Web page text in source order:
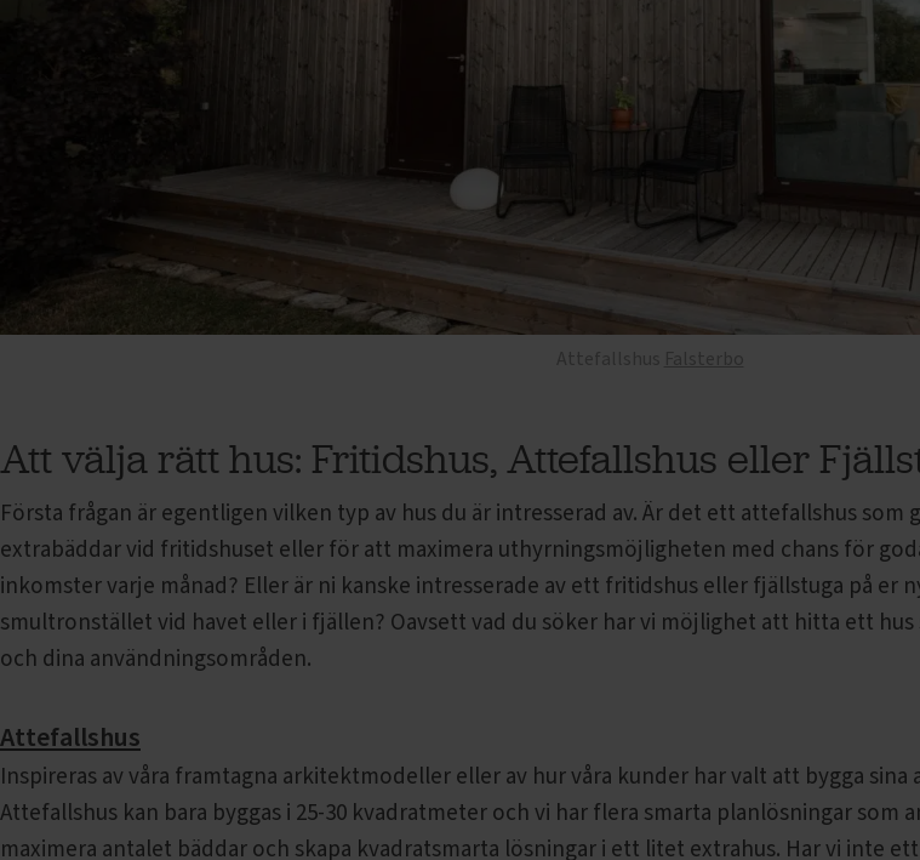
Att välja rätt hus: Fritidshus, Attefallshus eller
Första frågan är egentligen vilken typ av hus du är intresserad av. Är det ett attefallshus som
extrabäddar vid fritidshuset eller för att maximera uthyrningsmöjligheten med chans för
inkomster varje månad? Eller är ni kanske intresserade av ett fritidshus eller fjällstuga på er
smultronstället vid havet eller i fjällen? Oavsett vad du söker har vi möjlighet att hitta ett hus
och dina användningsområden.
Attefallshus
Inspireras av våra framtagna arkitektmodeller eller av hur våra kunder har valt att bygga sina
Attefallshus kan bara byggas i 25-30 kvadratmeter och vi har flera smarta planlösningar som
maximera antalet bäddar och skapa kvadratsmarta lösningar i ett litet extrahus. Har vi inte